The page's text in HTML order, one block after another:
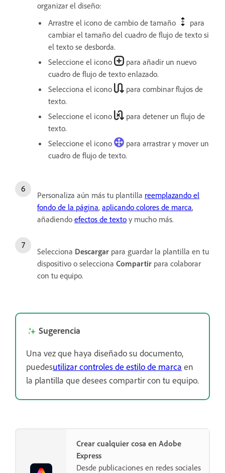
organizar el diseño:
Arrastre el icono de cambio de tamaño
para
cambiar el tamaño del cuadro de flujo de texto si
el texto se desborda.
Seleccione el icono
para añadir un nuevo
cuadro de flujo de texto enlazado.
Selecciona el icono
para combinar flujos de
texto.
Seleccione el icono
para detener un flujo de
texto.
Seleccione el icono
para arrastrar y mover un
cuadro de flujo de texto.
Personaliza aún más tu plantilla reemplazando el
fondo de la página, aplicando colores de marca,
añadiendo efectos de texto y mucho más.
Selecciona Descargar para guardar la plantilla en tu
dispositivo o selecciona Compartir para colaborar
con tu equipo.
Sugerencia
Una vez que haya diseñado su documento,
puedesutilizar controles de estilo de marca en
la plantilla que desees compartir con tu equipo.
Crear cualquier cosa en Adobe
Express
Desde publicaciones en redes sociales